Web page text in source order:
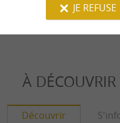
À DÉCOUVRIR
Découvrir
JE REFUSE